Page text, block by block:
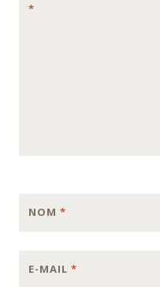
*
NOM *
E-MAIL *